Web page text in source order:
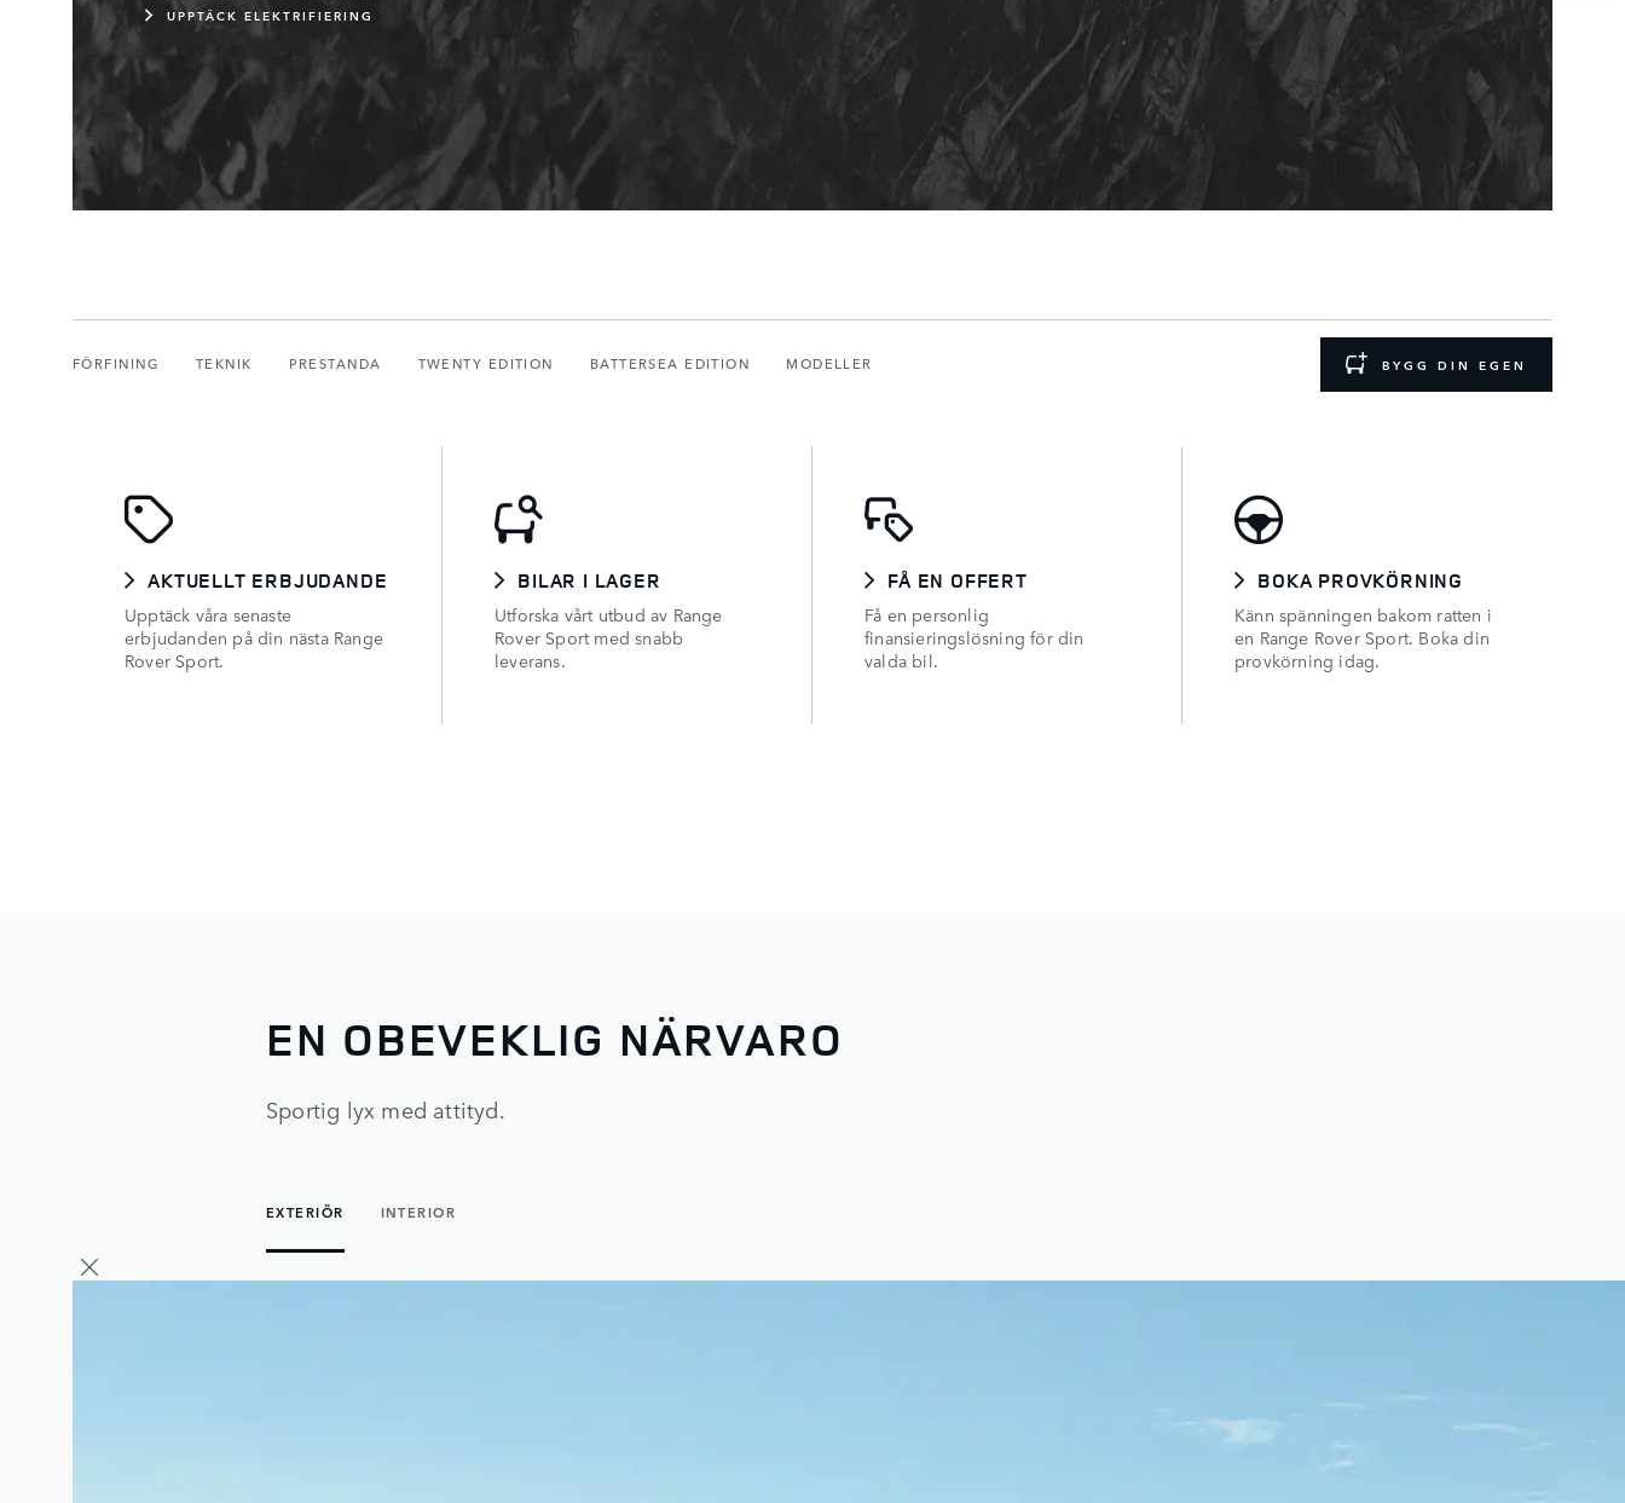
UPPTÄCK ELEKTRIFIERING
FÖRFINING TEKNIK PRESTANDA TWENTY EDITION BATTERSEA EDITION MODELLER BYGG DIN EGEN
AKTUELLT ERBJUDANDE
Upptäck våra senaste
erbjudanden på din nästa Range
Rover Sport.
BILAR I LAGER
Utforska vårt utbud av Range
Rover Sport med snabb
leverans.
FÅ EN OFFERT
Få en personlig
finansieringslösning för din
valda bil.
BOKA PROVKÖRNING
Känn spänningen bakom ratten i
en Range Rover Sport. Boka din
provkörning idag.
EN OBEVEKLIG NÄRVARO
Sportig lyx med attityd.
EXTERIÖR INTERIOR